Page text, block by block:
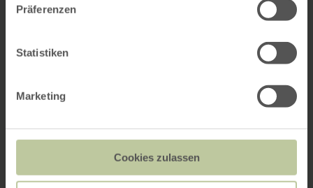
Präferenzen
Statistiken
Marketing
Cookies zulassen